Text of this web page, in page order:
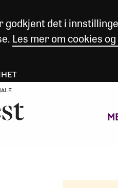
godkjent det i
Les mer om cookies